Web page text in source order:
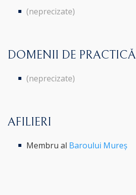
(neprecizate)
DOMENII DE PRACTICĂ
(neprecizate)
AFILIERI
Membru al Baroului Mureș